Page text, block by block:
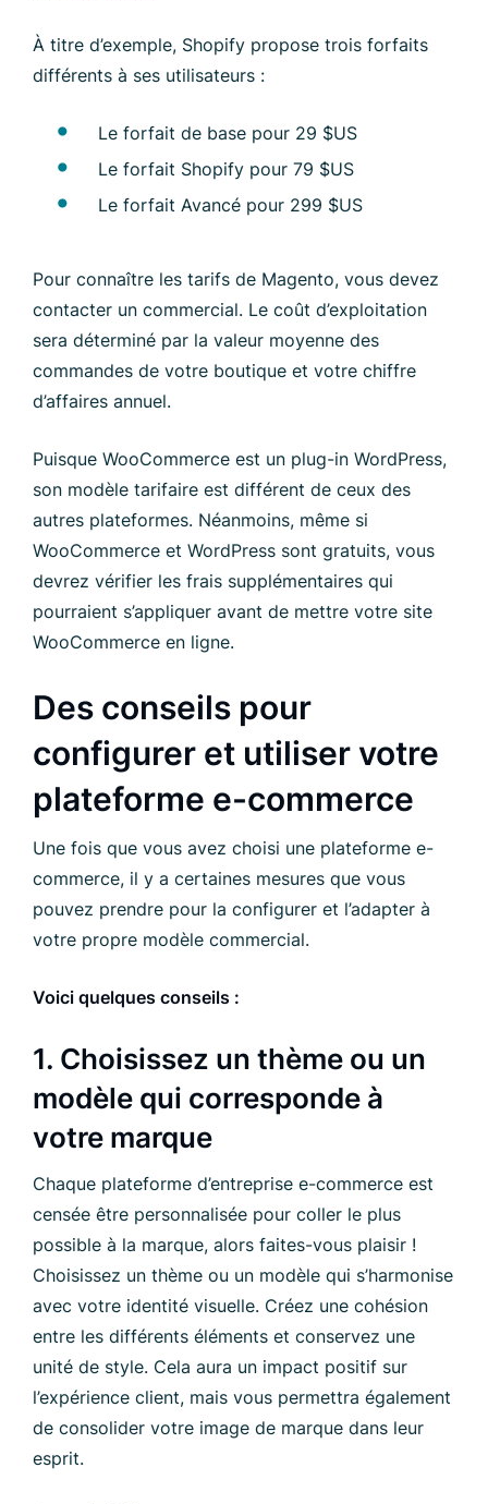
À titre d’exemple, Shopify propose trois forfaits
différents à ses utilisateurs :
Le forfait de base pour 29 $US
Le forfait Shopify pour 79 $US
Le forfait Avancé pour 299 $US
Pour connaître les tarifs de Magento, vous devez
contacter un commercial. Le coût d’exploitation
sera déterminé par la valeur moyenne des
commandes de votre boutique et votre chiffre
d’affaires annuel.
Puisque WooCommerce est un plug-in WordPress,
son modèle tarifaire est différent de ceux des
autres plateformes. Néanmoins, même si
WooCommerce et WordPress sont gratuits, vous
devrez vérifier les frais supplémentaires qui
pourraient s’appliquer avant de mettre votre site
WooCommerce en ligne.
Des conseils pour
configurer et utiliser votre
plateforme e-commerce
Une fois que vous avez choisi une plateforme e-
commerce, il y a certaines mesures que vous
pouvez prendre pour la configurer et l’adapter à
votre propre modèle commercial.
Voici quelques conseils :
1. Choisissez un thème ou un
modèle qui corresponde à
votre marque
Chaque plateforme d’entreprise e-commerce est
censée être personnalisée pour coller le plus
possible à la marque, alors faites-vous plaisir !
Choisissez un thème ou un modèle qui s’harmonise
avec votre identité visuelle. Créez une cohésion
entre les différents éléments et conservez une
unité de style. Cela aura un impact positif sur
l’expérience client, mais vous permettra également
de consolider votre image de marque dans leur
esprit.